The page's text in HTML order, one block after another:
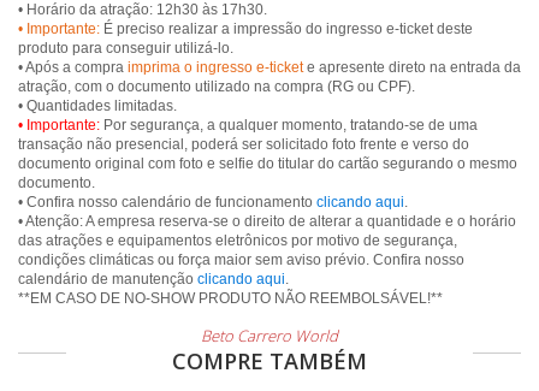
• Importante: É preciso realizar a impressão do ingresso e-ticket deste
produto para conseguir utilizá-lo.
• Após a compra imprima o ingresso e-tickete apresente direto na entrada da
atração, com o documento utilizado na compra (RG ou CPF).
• Importante: Por segurança, a qualquer momento, tratando-se de uma
transação não presencial, poderá ser solicitado foto frente e verso do
documento original com foto e selfie do titular do cartão segurando o mesmo
documento.
• Confira nosso calendário de funcionamento clicando aqui.
• Atenção: A empresa reserva-se o direito de alterar a quantidade e o horário
das atrações e equipamentos eletrônicos por motivo de segurança,
condições climáticas ou força maior sem aviso prévio. Confira nosso
calendário de manutenção clicando aqui.
**EM CASO DE NO-SHOW PRODUTO NÃO REEMBOLSÁVEL!**
Beto Carrero World
COMPRE TAMBÉM